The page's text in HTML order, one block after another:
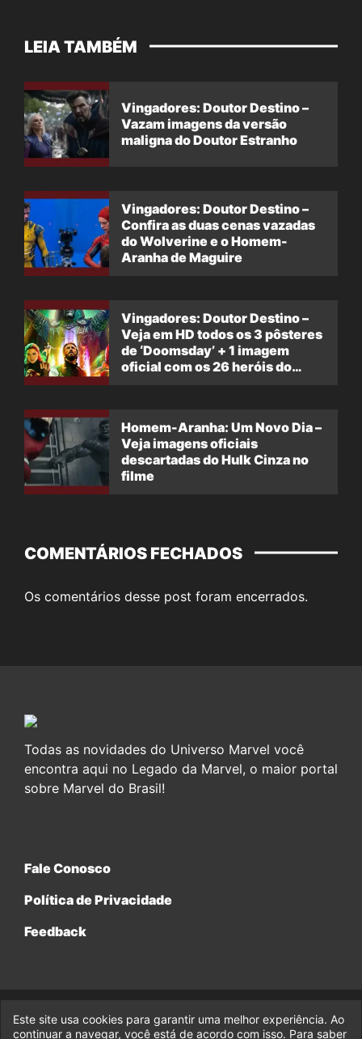
LEIA TAMBÉM
Vingadores: Doutor Destino –
Vazam imagens da versão
maligna do Doutor Estranho
Vingadores: Doutor Destino –
Confira as duas cenas vazadas
do Wolverine e o Homem-
Aranha de Maguire
Vingadores: Doutor Destino –
Veja em HD todos os 3 pôsteres
de ‘Doomsday’ + 1 imagem
oficial com os 26 heróis do
Homem-Aranha: Um Novo Dia –
Veja imagens oficiais
descartadas do Hulk Cinza no
filme
COMENTÁRIOS FECHADOS
Os comentários desse post foram encerrados.
Todas as novidades do Universo Marvel você
encontra aqui no Legado da Marvel, o maior portal
sobre Marvel do Brasil!
Fale Conosco
Política de Privacidade
Feedback
© 2017-2026 Legado da Marvel, uma empresa da Legado
Enterprises.
Este site usa cookies para garantir uma melhor experiência. Ao
continuar a navegar, você está de acordo com isso. Para saber